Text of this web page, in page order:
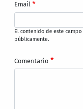
Email
El contenido de este
públicamente.
Comentario